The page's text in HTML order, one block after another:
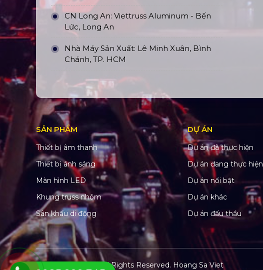
CN Long An: Viettruss Aluminum - Bến
Lức, Long An
Nhà Máy Sản Xuất: Lê Minh Xuân, Bình
Chánh, TP. HCM
SẢN PHẨM
Thiết bị âm thanh
Thiết bị ánh sáng
Màn hình LED
Khung truss nhôm
Sân khấu di động
DỰ ÁN
Dự án đã thực hiện
Dự án đang thực hiện
Dự án nổi bật
Dự án khác
Dự án đấu thầu
© Copyright 2022. All Rights Reserved. Hoang Sa Viet